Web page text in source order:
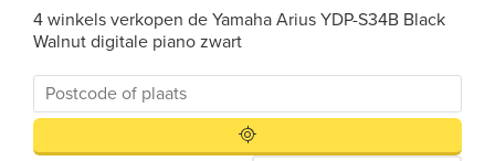
4 winkels verkopen de Yamaha Arius YDP-S34B Black
Walnut digitale piano zwart